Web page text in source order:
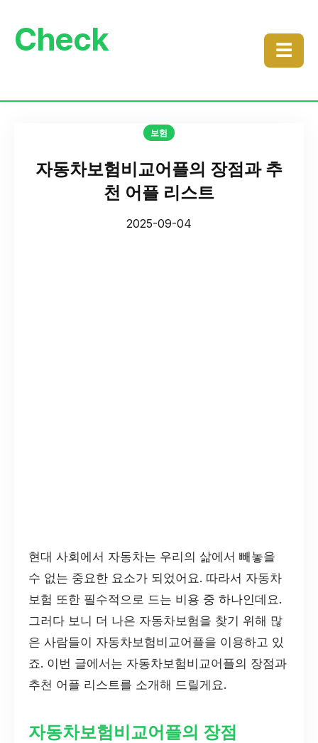
Check ☰
보험
자동차보험비교어플의 장점과 추
천 어플 리스트
2025-09-04
현대 사회에서 자동차는 우리의 삶에서 빼놓을
수 없는 중요한 요소가 되었어요. 따라서 자동차
보험 또한 필수적으로 드는 비용 중 하나인데요.
그러다 보니 더 나은 자동차보험을 찾기 위해 많
은 사람들이 자동차보험비교어플을 이용하고 있
죠. 이번 글에서는 자동차보험비교어플의 장점과
추천 어플 리스트를 소개해 드릴게요.
자동차보험비교어플의 장점